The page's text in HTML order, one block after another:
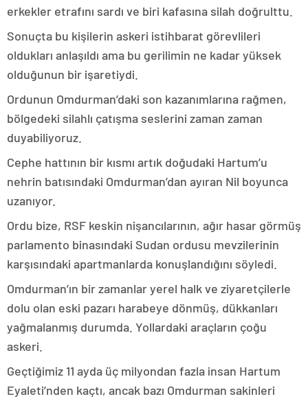
erkekler etrafını sardı ve biri kafasına silah doğrulttu.
Sonuçta bu kişilerin askeri istihbarat görevlileri
oldukları anlaşıldı ama bu gerilimin ne kadar yüksek
olduğunun bir işaretiydi.
Ordunun Omdurman’daki son kazanımlarına rağmen,
bölgedeki silahlı çatışma seslerini zaman zaman
duyabiliyoruz.
Cephe hattının bir kısmı artık doğudaki Hartum’u
nehrin batısındaki Omdurman’dan ayıran Nil boyunca
uzanıyor.
Ordu bize, RSF keskin nişancılarının, ağır hasar görmüş
parlamento binasındaki Sudan ordusu mevzilerinin
karşısındaki apartmanlarda konuşlandığını söyledi.
Omdurman’ın bir zamanlar yerel halk ve ziyaretçilerle
dolu olan eski pazarı harabeye dönmüş, dükkanları
yağmalanmış durumda. Yollardaki araçların çoğu
askeri.
Geçtiğimiz 11 ayda üç milyondan fazla insan Hartum
Eyaleti’nden kaçtı, ancak bazı Omdurman sakinleri